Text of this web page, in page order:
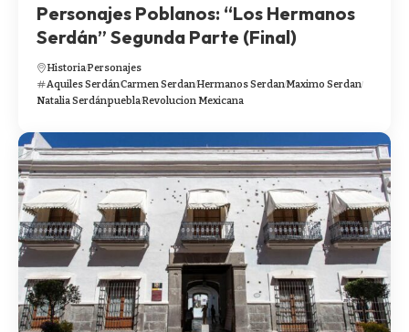
Personajes Poblanos: “Los Hermanos
Serdán” Segunda Parte (Final)
HistoriaPersonajes
Aquiles SerdánCarmen SerdanHermanos SerdanMaximo Serdan
Natalia SerdánpueblaRevolucion Mexicana